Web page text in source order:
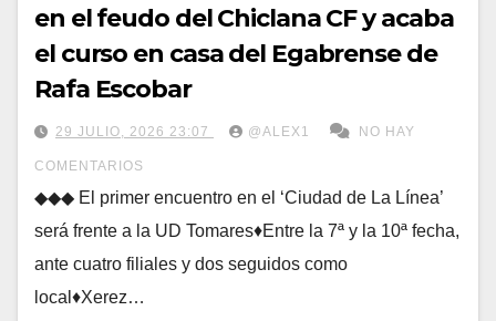
en el feudo del Chiclana CF y acaba
el curso en casa del Egabrense de
Rafa Escobar
29 JULIO, 2026 23:07 @ALEX1 NO HAY
COMENTARIOS
◆◆◆ El primer encuentro en el ‘Ciudad de La Línea’
será frente a la UD Tomares♦Entre la 7ª y la 10ª fecha,
ante cuatro filiales y dos seguidos como
local♦Xerez…